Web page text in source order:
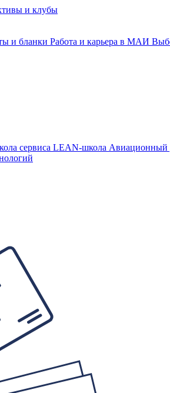
и клубы
и бланки Работа и карьера в МАИ
сервиса LEAN-школа